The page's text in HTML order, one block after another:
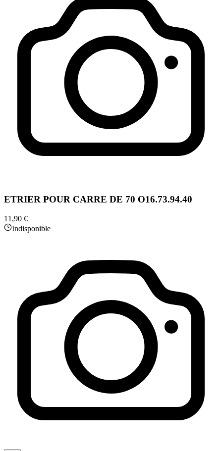
ETRIER POUR CARRE DE 70 O16.73.94.40
11,90 €
Indisponible